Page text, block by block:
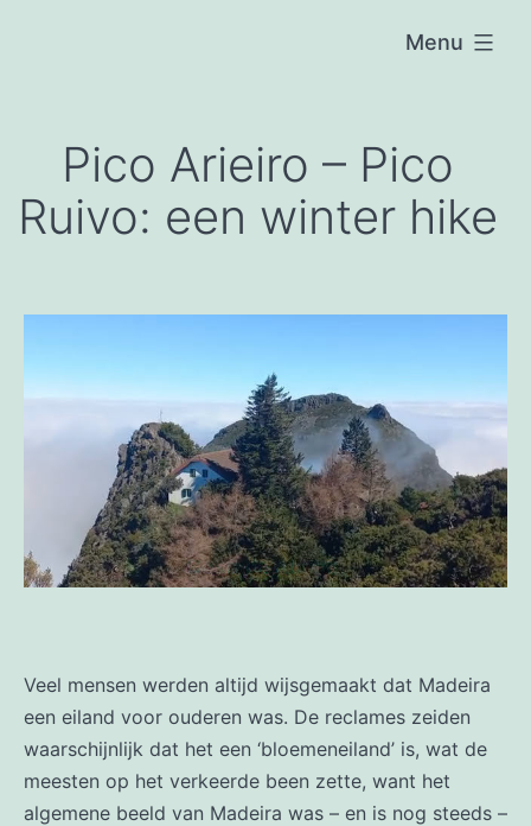
Menu
Pico Arieiro – Pico
Ruivo: een winter hike
Veel mensen werden altijd wijsgemaakt dat Madeira
een eiland voor ouderen was. De reclames zeiden
waarschijnlijk dat het een ‘bloemeneiland’ is, wat de
meesten op het verkeerde been zette, want het
algemene beeld van Madeira was – en is nog steeds –